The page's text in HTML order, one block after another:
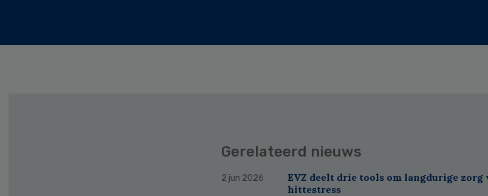
Gerelateerd nieuws
2 jun 2026
EVZ deelt drie tools om langdurige zorg
hittestress